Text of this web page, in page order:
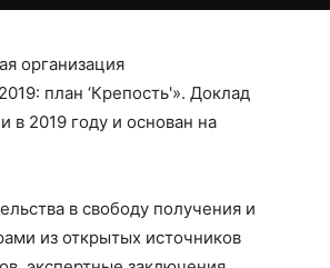
организация
план ‘Крепость'». Доклад
в 2019 году и основан на
в свободу получения и
из открытых источников